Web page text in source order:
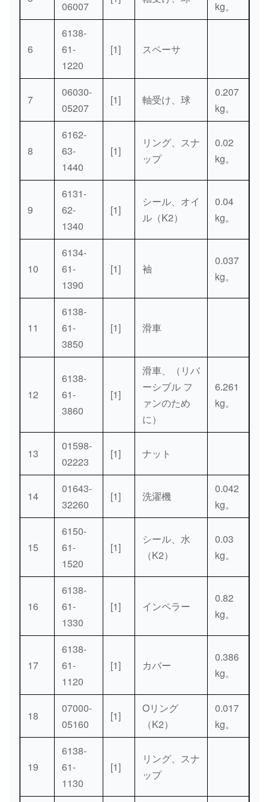
06007 kg。
6
6138-
61-
1220
[1] スペーサ
7
06030-
05207
[1] 軸受け、球
0.207
kg。
8
6162-
63-
1440
[1]
リング、スナ
ップ
0.02
kg。
9
6131-
62-
1340
[1]
シール、オイ
ル（K2）
0.04
kg。
10
6134-
61-
1390
[1] 袖
0.037
kg。
11
6138-
61-
3850
[1] 滑車
12
6138-
61-
3860
[1]
滑車、（リバ
ーシブル フ
ァンのため
に）
6.261
kg。
13
01598-
02223
[1] ナット
14
01643-
32260
[1] 洗濯機
0.042
kg。
15
6150-
61-
1520
[1]
シール、水
（K2）
0.03
kg。
16
6138-
61-
1330
[1] インペラー
0.82
kg。
17
6138-
61-
1120
[1] カバー
0.386
kg。
18
07000-
05160
[1]
Oリング
（K2）
0.017
kg。
19
6138-
61-
1130
[1]
リング、スナ
ップ